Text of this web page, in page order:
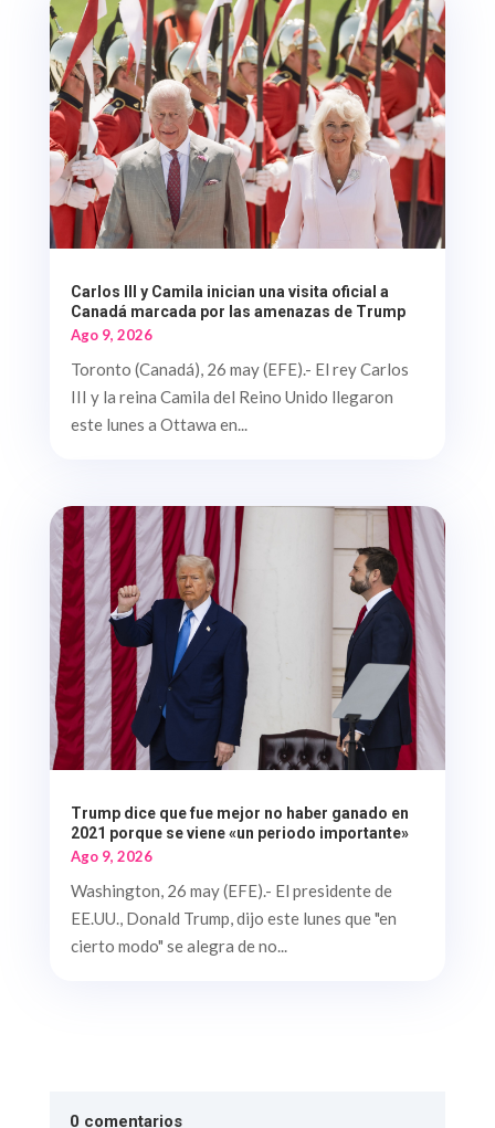
Carlos III y Camila inician una visita oficial a
Canadá marcada por las amenazas de Trump
Ago 9, 2026
Toronto (Canadá), 26 may (EFE).- El rey Carlos
III y la reina Camila del Reino Unido llegaron
este lunes a Ottawa en...
Trump dice que fue mejor no haber ganado en
2021 porque se viene «un periodo importante»
Ago 9, 2026
Washington, 26 may (EFE).- El presidente de
EE.UU., Donald Trump, dijo este lunes que "en
cierto modo" se alegra de no...
0 comentarios